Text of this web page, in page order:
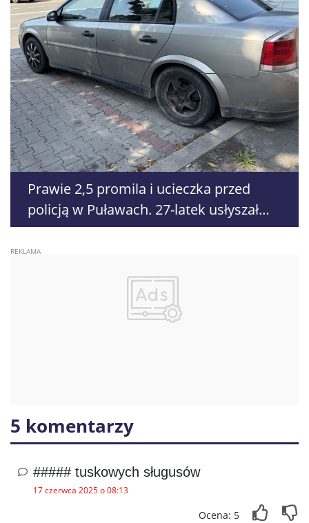
Prawie 2,5 promila i ucieczka przed
policją w Puławach. 27-latek usłyszał
zarzuty
5 komentarzy
##### tuskowych sługusów
17 czerwca 2025 o 08:13
Ocena: 5